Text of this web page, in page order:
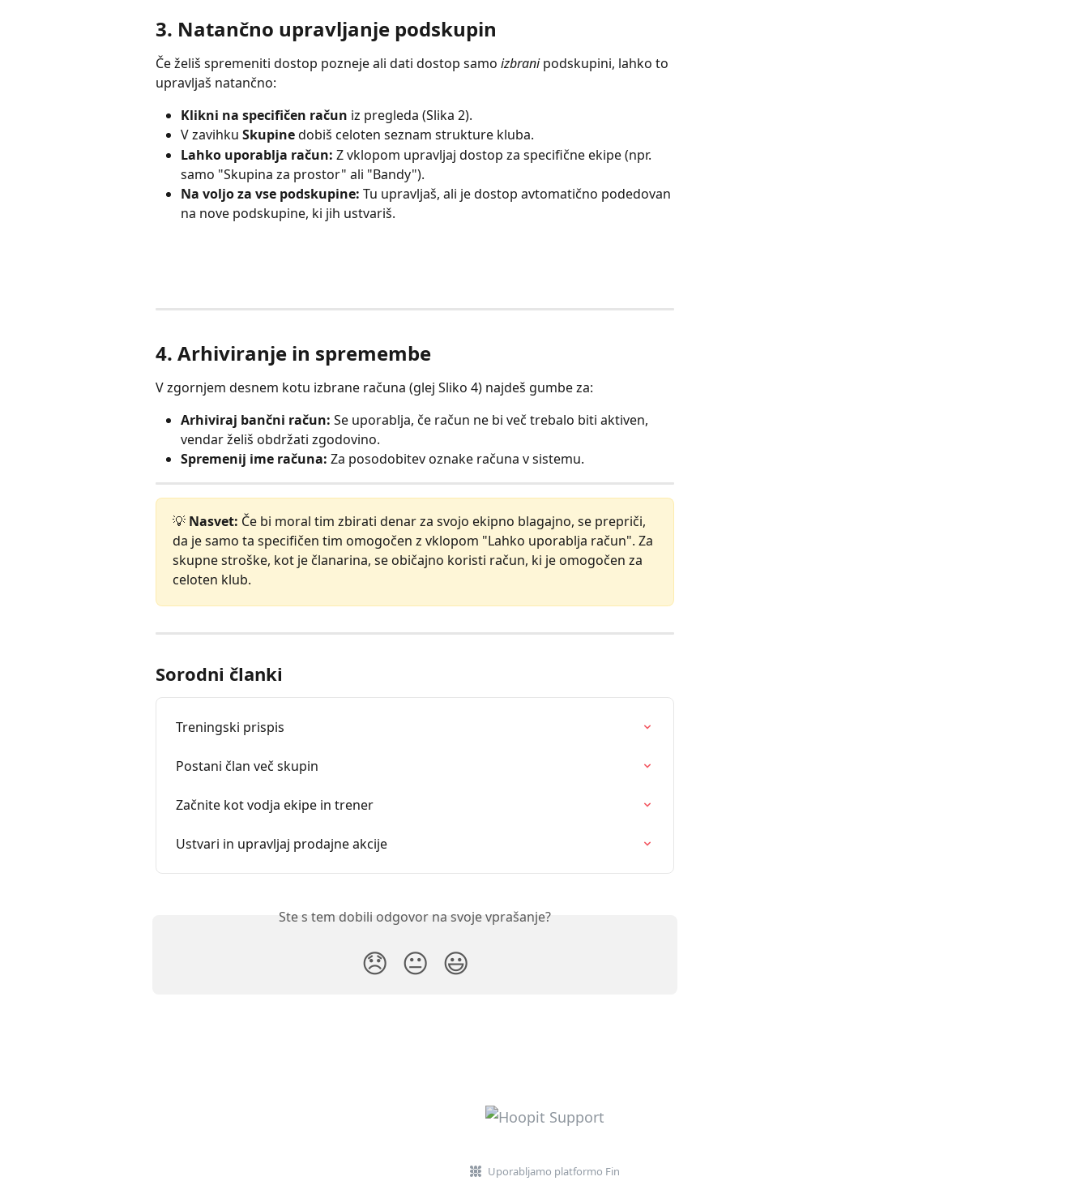
3. Natančno upravljanje podskupin
Če želiš spremeniti dostop pozneje ali dati dostop samo izbrani podskupini, lahko to
upravljaš natančno:
Klikni na specifičen račun iz pregleda (Slika 2).
V zavihku Skupine dobiš celoten seznam strukture kluba.
Lahko uporablja račun: Z vklopom upravljaj dostop za specifične ekipe (npr.
samo "Skupina za prostor" ali "Bandy").
Na voljo za vse podskupine: Tu upravljaš, ali je dostop avtomatično podedovan
na nove podskupine, ki jih ustvariš.
4. Arhiviranje in spremembe
V zgornjem desnem kotu izbrane računa (glej Sliko 4) najdeš gumbe za:
Arhiviraj bančni račun: Se uporablja, če račun ne bi več trebalo biti aktiven,
vendar želiš obdržati zgodovino.
Spremenij ime računa: Za posodobitev oznake računa v sistemu.
💡 Nasvet: Če bi moral tim zbirati denar za svojo ekipno blagajno, se prepriči,
da je samo ta specifičen tim omogočen z vklopom "Lahko uporablja račun". Za
skupne stroške, kot je članarina, se običajno koristi račun, ki je omogočen za
celoten klub.
Sorodni članki
Treningski prispis
Postani član več skupin
Začnite kot vodja ekipe in trener
Ustvari in upravljaj prodajne akcije
Ste s tem dobili odgovor na svoje vprašanje?
😞 😐 😃
Uporabljamo platformo Fin